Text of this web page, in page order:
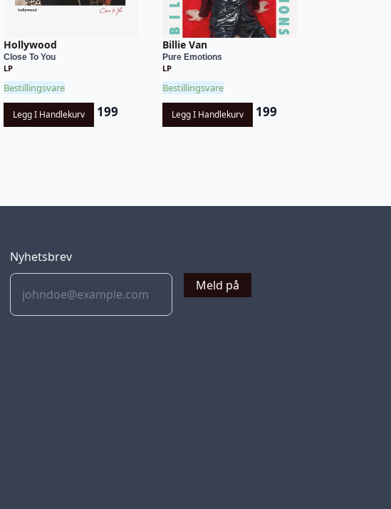
Hollywood
Close To You
LP
Bestillingsvare
Legg I Handlekurv 199
Billie Van
Pure Emotions
LP
Bestillingsvare
Legg I Handlekurv 199
Nyhetsbrev
Meld på